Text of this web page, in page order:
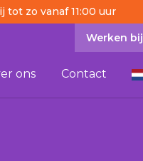
tot zo vanaf 11:00 uur
Werken bij
ons Contact